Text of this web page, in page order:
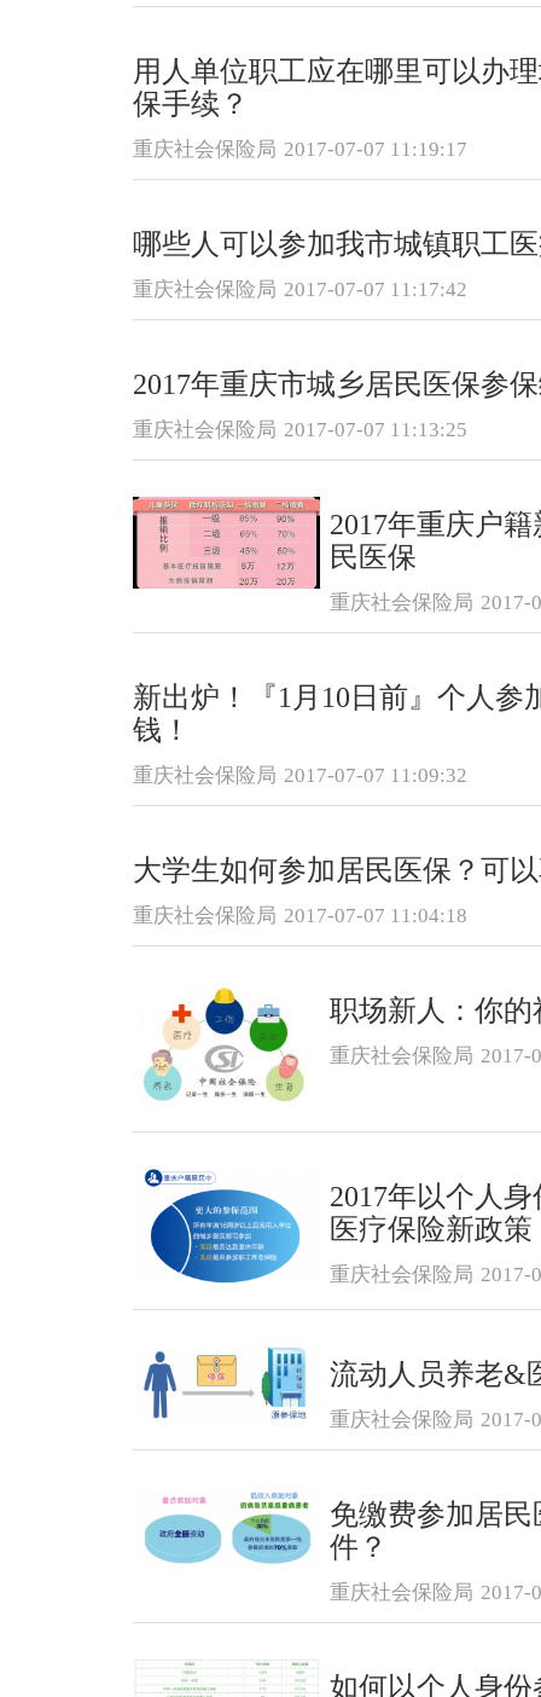
用人单位职工应在哪里可以办
保手续？
重庆社会保险局 2017-07-07 11:19:17
哪些人可以参加我市城镇职工
重庆社会保险局 2017-07-07 11:17:42
2017年重庆市城乡居民医保参
重庆社会保险局 2017-07-07 11:13:25
2017年重庆户
民医保
重庆社会保险局 2017-
新出炉！『1月10日前』个人参
钱！
重庆社会保险局 2017-07-07 11:09:32
大学生如何参加居民医保？可
重庆社会保险局 2017-07-07 11:04:18
职场新人：你
重庆社会保险局 2017-
2017年以个人
医疗保险新政策
重庆社会保险局 2017-
流动人员养老&
重庆社会保险局 2017-
免缴费参加居
件？
重庆社会保险局 2017-
如何以个人身